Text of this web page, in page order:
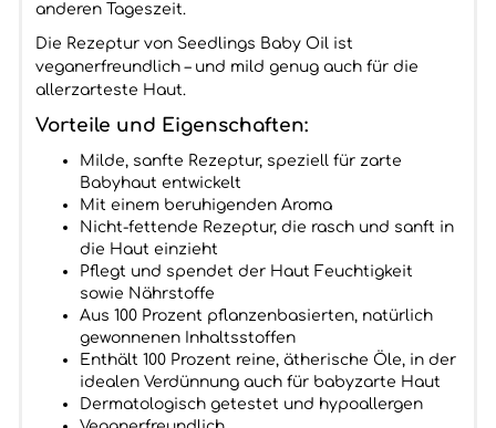
anderen Tageszeit.
Die Rezeptur von Seedlings Baby Oil ist
veganerfreundlich – und mild genug auch für die
allerzarteste Haut.
Vorteile und Eigenschaften:
Milde, sanfte Rezeptur, speziell für zarte
Babyhaut entwickelt
Mit einem beruhigenden Aroma
Nicht-fettende Rezeptur, die rasch und sanft in
die Haut einzieht
Pflegt und spendet der Haut Feuchtigkeit
sowie Nährstoffe
Aus 100 Prozent pflanzenbasierten, natürlich
gewonnenen Inhaltsstoffen
Enthält 100 Prozent reine, ätherische Öle, in der
idealen Verdünnung auch für babyzarte Haut
Dermatologisch getestet und hypoallergen